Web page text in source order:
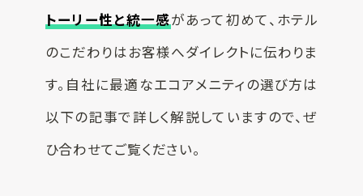
トーリー性と統一感があって初めて、ホテル
のこだわりはお客様へダイレクトに伝わりま
す。自社に最適なエコアメニティの選び方は
以下の記事で詳しく解説していますので、ぜ
ひ合わせてご覧ください。